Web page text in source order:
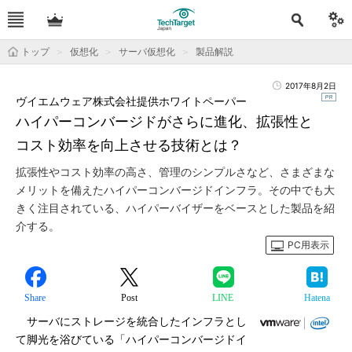
トップ 仮想化 サーバ仮想化 製品解説
2017年8月2日
ハイパーコンバージドがさらに進化、拡張性と
コスト効率を向上させる技術とは？
ヴイエムウェア株式会社提供ホワイトペーパー
拡張性やコスト効率の高さ、管理のシンプルさなど、さまざまな
メリットを備えたハイパーコンバージドインフラ。その中でも大
きく注目されている、ハイパーバイザーをベースとした製品を紹
介する。
PC用表示
Share Post LINE Hatena
サーバにストレージを統合したインフラとし
て脚光を浴びている「ハイパーコンバージドイ